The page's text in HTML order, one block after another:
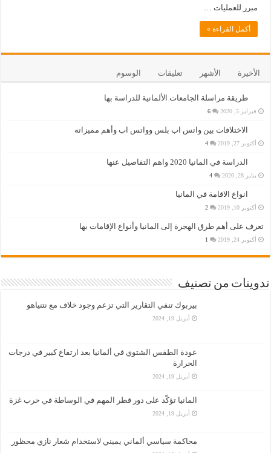
مبرر للعمليات …
أكمل القراءة »
الأخيرة الأشهر تعليقات الوسوم
طريقة مراسلة الجامعات الألمانية للدراسة بها
فبراير 5, 2020 6
الاختلافات بين واتس اب بلس وواتس اب وأهم مميزاته
أكتوبر 27, 2019 4
الدراسة في المانيا 2020 واهم التفاصيل عنها
يناير 28, 2020 4
انواع الاقامة في المانيا
أكتوبر 10, 2019 2
تعرف على أهم طرق الهجرة إلى المانيا وأنواع الإقامات بها
أكتوبر 24, 2019 1
تدوينات من تصنيف
بيربوك تنفي التقارير التي تزعم وجود خلاف مع نتنياهو
أبريل 19, 2024
عودة الطقس الشتوي في ألمانيا بعد ارتفاع كبير في درجات
الحرارة
أبريل 19, 2024
المانيا تؤكّد على دور قطر المهم في الوساطة في حرب غزة
أبريل 19, 2024
محاكمة سياسي ألماني يميني لاستخدام شعار نازي محظور